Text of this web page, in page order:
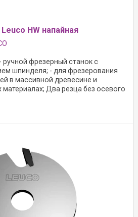
HW напайная
ручной фрезерный станок с
шпинделя; - для фрезерования
в массивной древесине и
Два резца без осевого